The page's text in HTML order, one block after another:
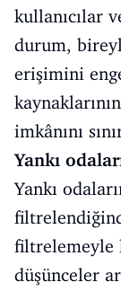
kullanıcılar
durum,
erişimini
imkânını
Yankı
Yankı
filtrelemeyle
düşünceler